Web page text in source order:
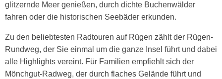
glitzernde Meer genießen, durch dichte Buchenwälder
fahren oder die historischen Seebäder erkunden.
Zu den beliebtesten Radtouren auf Rügen zählt der Rügen-
Rundweg, der Sie einmal um die ganze Insel führt und dabei
alle Highlights vereint. Für Familien empfiehlt sich der
Mönchgut-Radweg, der durch flaches Gelände führt und